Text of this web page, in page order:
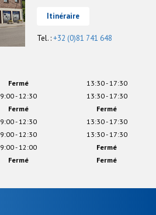
Itinéraire
Tel. :+32 (0)81 741 648
Fermé
13:30 - 17:30
9:00 - 12:30
13:30 - 17:30
Fermé
Fermé
9:00 - 12:30
13:30 - 17:30
9:00 - 12:30
13:30 - 17:30
9:00 - 12:00
Fermé
Fermé Fermé